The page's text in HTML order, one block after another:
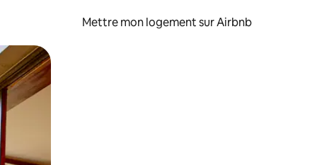
Mettre mon logement sur Airbnb